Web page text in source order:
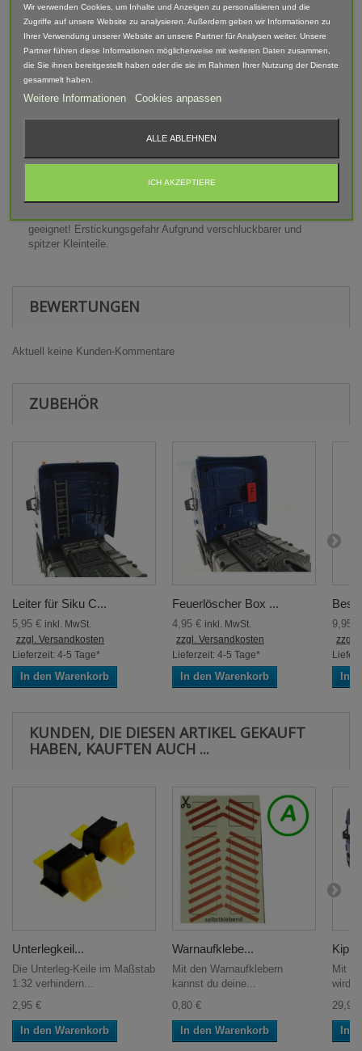
Maße (LxBxH): 5mm x 6mm x 32mm
Lieferumfang: Schaufel, Besen, 2x Êinzel-Halter
Abgebildete Fahrzeuge und Zubehör sind nicht im Lieferumfang
enthalten.
geeignet! Erstickungsgefahr Aufgrund verschluckbarer und
spitzer Kleinteile.
BEWERTUNGEN
Aktuell keine Kunden-Kommentare
ZUBEHÖR
Leiter für Siku C...
5,95 € inkl. MwSt.
zzgl. Versandkosten
Lieferzeit: 4-5 Tage*
In den Warenkorb
Feuerlöscher Box ...
4,95 € inkl. MwSt.
zzgl. Versandkosten
Lieferzeit: 4-5 Tage*
In den Warenkorb
9,95
zzgl.
In
KUNDEN, DIE DIESEN ARTIKEL GEKAUFT
HABEN, KAUFTEN AUCH ...
Unterlegkeil...
Die Unterleg-Keile im Maßstab
1:32 verhindern...
2,95 €
In den Warenkorb
Warnaufklebe...
Mit den Warnaufklebern
kannst du deine...
0,80 €
In den Warenkorb
Mit
wird
29,95
In
Wir verwenden Cookies, um Inhalte und Anzeigen zu personalisieren und die
Zugriffe auf unsere Website zu analysieren. Außerdem geben wir Informationen zu
Ihrer Verwendung unserer Website an unsere Partner für Analysen weiter. Unsere
Partner führen diese Informationen möglicherweise mit weiteren Daten zusammen,
die Sie ihnen bereitgestellt haben oder die sie im Rahmen Ihrer Nutzung der Dienste
gesammelt haben.
Weitere Informationen Cookies anpassen
ALLE ABLEHNEN
ICH AKZEPTIERE